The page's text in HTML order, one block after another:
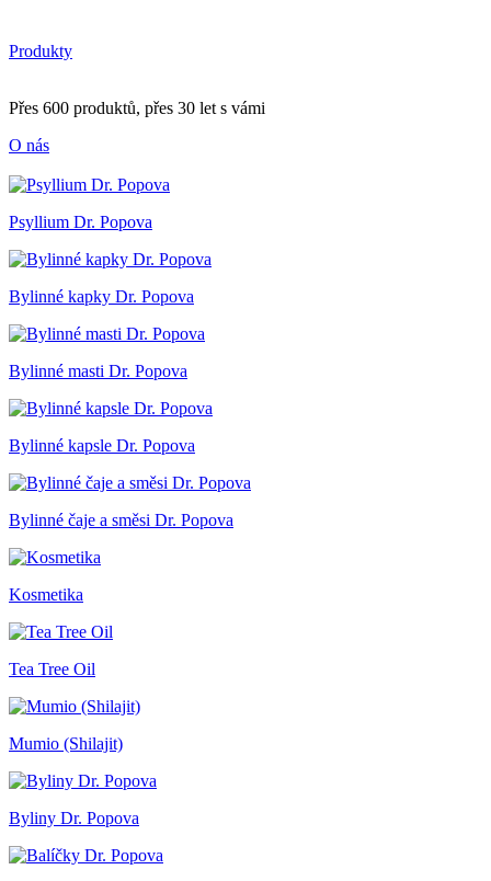
Produkty
Přes 600 produktů, přes 30 let s vámi
O nás
Psyllium Dr. Popova
Bylinné kapky Dr. Popova
Bylinné masti Dr. Popova
Bylinné kapsle Dr. Popova
Bylinné čaje a směsi Dr. Popova
Kosmetika
Tea Tree Oil
Mumio (Shilajit)
Byliny Dr. Popova